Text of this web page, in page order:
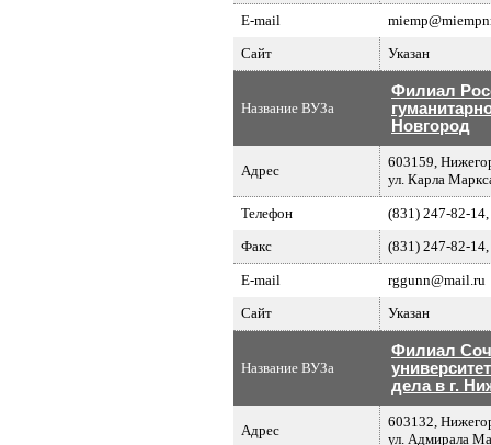
E-mail
Сайт
Указан
Название ВУЗа
Филиал
Новгород
Адрес
603159,
ул. Карла
Телефон
(831) 247-82-
Факс
(831) 247-82-
E-mail
rggunn@mail.ru
Сайт
Указан
Название ВУЗа
Филиал
дела в г.
Адрес
603132,
ул. Адмирала